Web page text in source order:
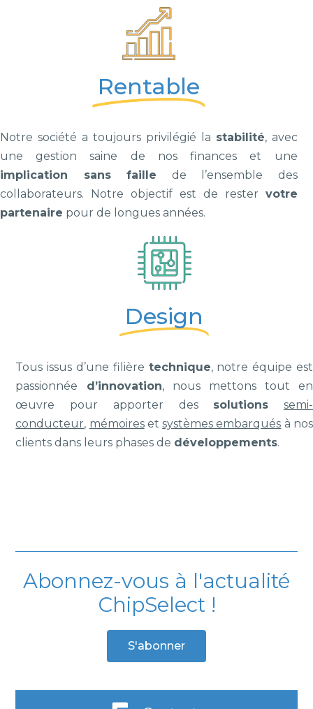
Rentable
Notre société a toujours privilégié la stabilité, avec
une gestion saine de nos finances et une
implication sans faille de l’ensemble des
collaborateurs. Notre objectif est de rester votre
partenaire pour de longues années.
Design
Tous issus d’une filière technique, notre équipe est
passionnée d’innovation, nous mettons tout en
œuvre pour apporter des solutions
semi-
conducteur, mémoiresetsystèmes embarqués à nos
clients dans leurs phases de développements.
Abonnez-vous à l'actualité
ChipSelect !
S'abonner